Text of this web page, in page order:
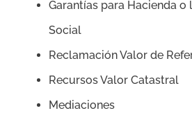
Garantías para Hacienda o
Social
Reclamación Valor de
Recursos Valor Catastral
Mediaciones